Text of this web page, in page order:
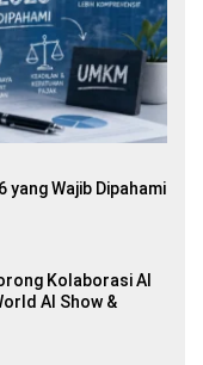
yang Wajib Dipahami
Kolaborasi AI
AI Show &